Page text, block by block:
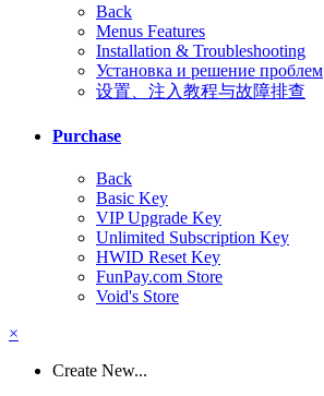
Back
Menus Features
Installation & Troubleshooting
Установка и решение проблем
设置、注入教程与故障排查
Purchase
Back
Basic Key
VIP Upgrade Key
Unlimited Subscription Key
HWID Reset Key
FunPay.com Store
Void's Store
×
Create New...